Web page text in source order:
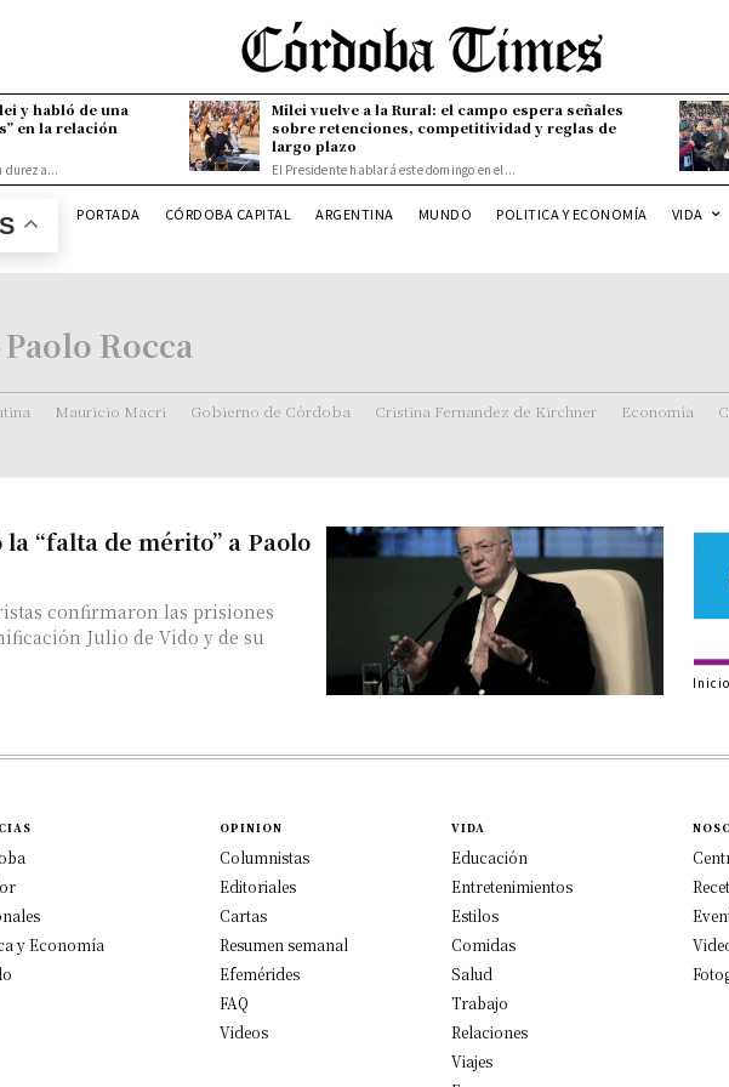
y habló de una
en la relación
dureza...
Milei vuelve a la Rural: el campo espera señales
sobre retenciones, competitividad y reglas de
largo plazo
El Presidente hablará este domingo en el...
PORTADA CÓRDOBA CAPITAL ARGENTINA MUNDO POLITICA Y ECONOMÍA VIDA
Rocca
Mauricio Macri Gobierno de Córdoba Cristina Fernandez de Kirchner Economía
“falta de mérito” a Paolo
confirmaron las prisiones
Julio de Vido y de su
Inicio
y Economía
OPINION
Columnistas
Editoriales
Cartas
Resumen semanal
Efemérides
FAQ
Videos
VIDA
Educación
Entretenimientos
Estilos
Comidas
Salud
Trabajo
Relaciones
Viajes